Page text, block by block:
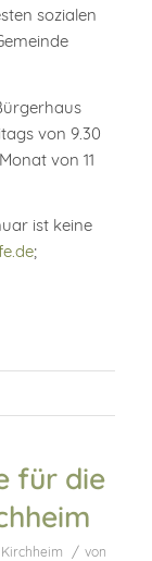
sozialen
von 9.30
von 11
ist keine
;
für die
/ von